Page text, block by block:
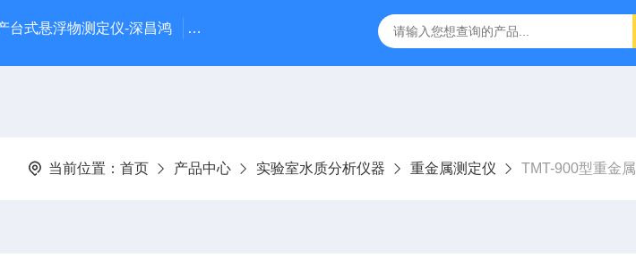
台式悬浮物测定仪-深昌鸿 QCOD-3E型深昌鸿 实用型COD测定仪 CHCM-101型CODMn测
当前位置： 首页 产品中心 实验室水质分析仪器 重金属测定仪 TMT-900型重金